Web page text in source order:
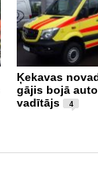
Ķekavas
gājis bojā
vadītājs
4